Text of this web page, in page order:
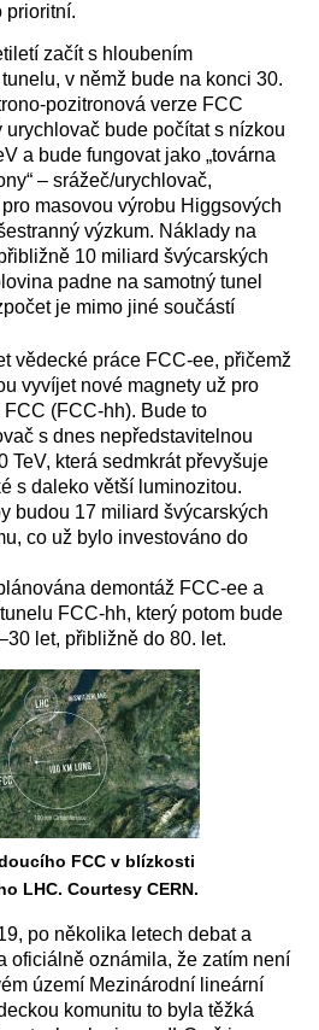
prioritní.
začít s hloubením
v němž bude na konci 30.
pozitronová verze FCC
urychlovač bude počítat s nízkou
a bude fungovat jako „továrna
– srážeč/urychlovač,
masovou výrobu Higgsových
výzkum. Náklady na
10 miliard švýcarských
padne na samotný tunel
je mimo jiné součástí
vědecké práce FCC-ee, přičemž
vyvíjet nové magnety už pro
(FCC-hh). Bude to
s dnes nepředstavitelnou
TeV, která sedmkrát převyšuje
s daleko větší luminozitou.
budou 17 miliard švýcarských
co už bylo investováno do
demontáž FCC-ee a
FCC-hh, který potom bude
let, přibližně do 80. let.
FCC v blízkosti
LHC. Courtesy CERN.
po několika letech debat a
oficiálně oznámila, že zatím není
území Mezinárodní lineární
komunitu to byla těžká